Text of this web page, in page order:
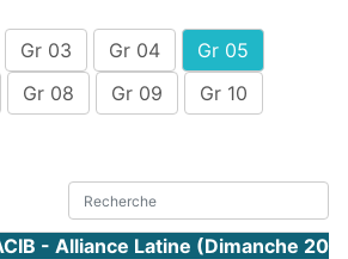
Gr 03 Gr 04
Gr 05
Gr 08 Gr 09
Gr 10
- Alliance Latine (Dimanche